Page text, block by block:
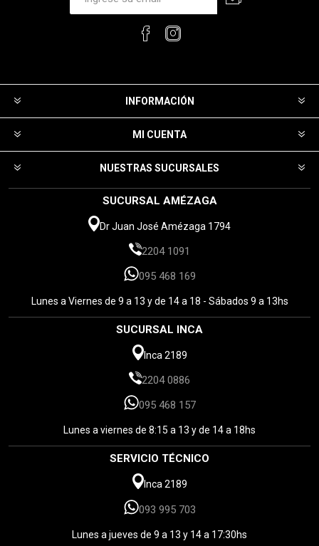
INFORMACIÓN
MI CUENTA
NUESTRAS SUCURSALES
SUCURSAL AMÉZAGA
Dr Juan José Amézaga 1794
2204 1091
095 468 169
Lunes a Viernes de 9 a 13 y de 14 a 18 - Sábados 9 a 13hs
SUCURSAL INCA
Inca 2189
2204 0886
095 468 157
Lunes a viernes de 8:15 a 13 y de 14 a 18hs
SERVICIO TÉCNICO
Inca 2189
093 995 703
Lunes a jueves de 9 a 13 y 14 a 17:30hs